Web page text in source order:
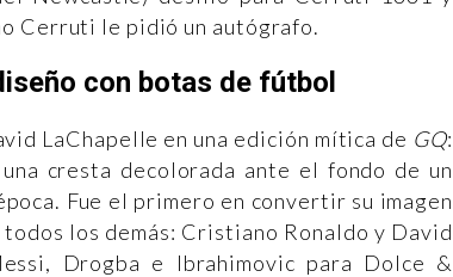
Cerruti le pidió un autógrafo.
con botas de fútbol
LaChapelle en una edición mítica de GQ:
cresta decolorada ante el fondo de un
Fue el primero en convertir su imagen
los demás: Cristiano Ronaldo y David
Drogba e Ibrahimovic para Dolce &